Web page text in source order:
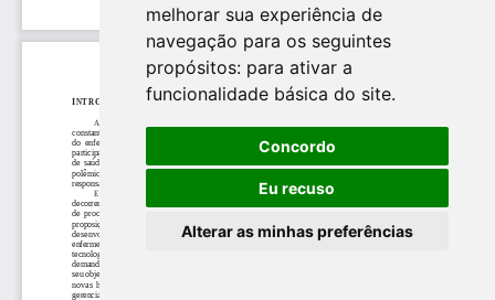
melhorar sua experiência de
navegação para os seguintes
propósitos: para ativar a
funcionalidade básica do site.
Concordo
Eu recuso
Alterar as minhas preferências